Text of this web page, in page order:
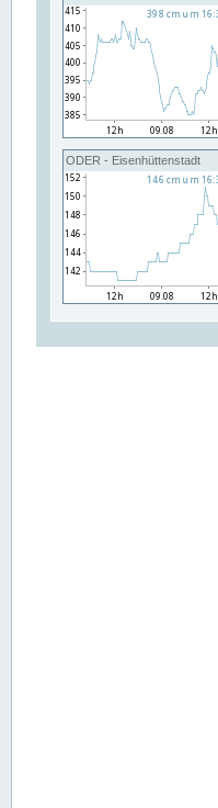
ODER - Eisenhüttenstadt